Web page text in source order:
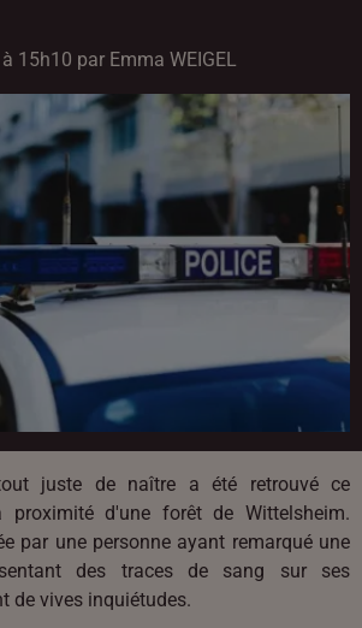
15h10 par Emma WEIGEL
juste de naître a été retrouvé ce
proximité d'une forêt de Wittelsheim.
par une personne ayant remarqué une
des traces de sang sur ses
de vives inquiétudes.